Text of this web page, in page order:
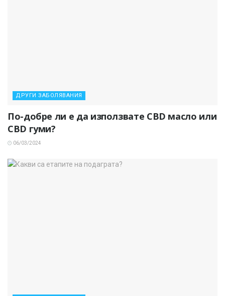
ДРУГИ ЗАБОЛЯВАНИЯ
По-добре ли е да използвате CBD масло или
CBD гуми?
06/03/2024